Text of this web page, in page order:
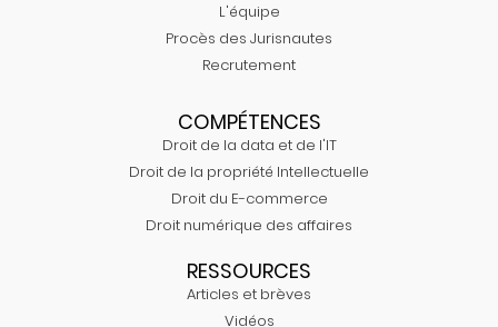
L'équipe
Procès des Jurisnautes
Recrutement
COMPÉTENCES
Droit de la data et de l'IT
Droit de la propriété Intellectuelle
Droit du E-commerce
Droit numérique des affaires
RESSOURCES
Articles et brèves
Vidéos